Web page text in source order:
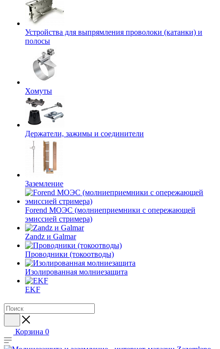
Устройства для выпрямления проволоки (катанки) и
полосы
Хомуты
Держатели, зажимы и соединители
Заземление
Forend МОЭС (молниеприемники с опережающей
эмиссией стримера)
Zandz и Galmar
Проводники (токоотводы)
Изолированная молниезащита
EKF
Корзина 0